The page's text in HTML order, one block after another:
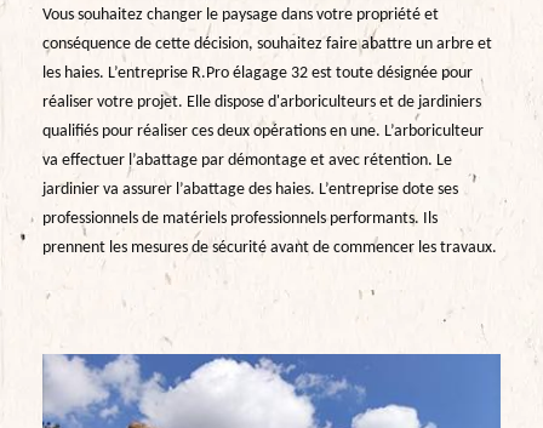
Vous souhaitez changer le paysage dans votre propriété et
conséquence de cette décision, souhaitez faire abattre un arbre et
les haies. L’entreprise R.Pro élagage 32 est toute désignée pour
réaliser votre projet. Elle dispose d'arboriculteurs et de jardiniers
qualifiés pour réaliser ces deux opérations en une. L’arboriculteur
va effectuer l’abattage par démontage et avec rétention. Le
jardinier va assurer l’abattage des haies. L’entreprise dote ses
professionnels de matériels professionnels performants. Ils
prennent les mesures de sécurité avant de commencer les travaux.